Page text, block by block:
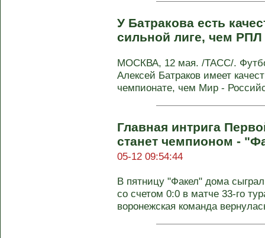
У Батракова есть
сильной лиге, чем
МОСКВА, 12 мая. /ТАСС/.
Алексей Батраков имеет
чемпионате, чем Мир -
Главная интрига
станет чемпионом -
05-12 09:54:44
В пятницу "Факел" дома
со счетом 0:0 в матче 33-го
воронежская команда